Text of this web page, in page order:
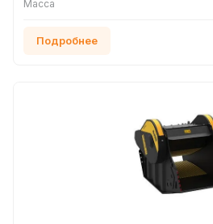
Масса
Подробнее